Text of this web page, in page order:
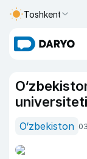
Toshkent
O‘zbekiston